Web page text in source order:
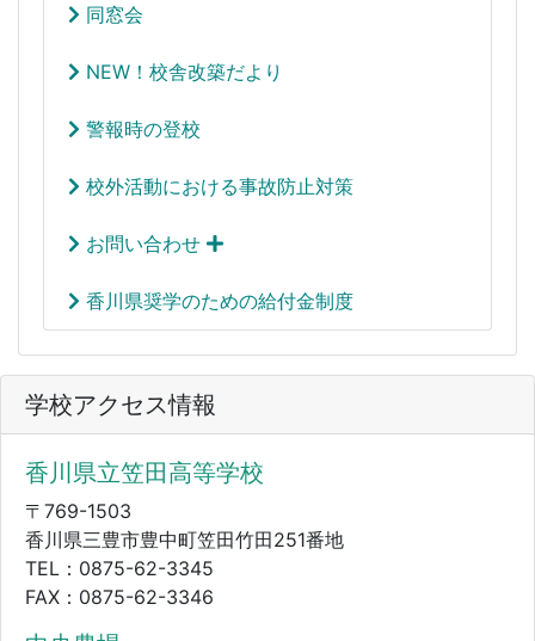
同窓会
NEW！校舎改築だより
警報時の登校
校外活動における事故防止対策
お問い合わせ
香川県奨学のための給付金制度
学校アクセス情報
香川県立笠田高等学校
〒769-1503
香川県三豊市豊中町笠田竹田251番地
TEL：0875-62-3345
FAX：0875-62-3346